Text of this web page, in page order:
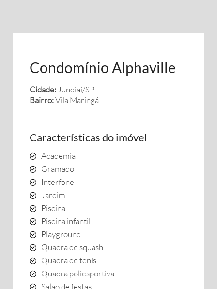
Condomínio Alphaville
Cidade: Jundiaí/SP
Bairro:Vila Maringá
Características do imóvel
Academia
Gramado
Interfone
Jardim
Piscina
Piscina infantil
Playground
Quadra de squash
Quadra de tenis
Quadra poliesportiva
Salão de festas